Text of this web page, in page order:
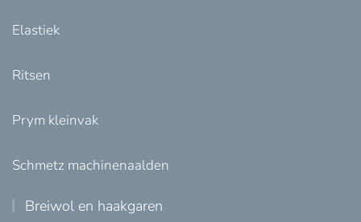
Elastiek
Ritsen
Prym kleinvak
Schmetz machinenaalden
Breiwol en haakgaren